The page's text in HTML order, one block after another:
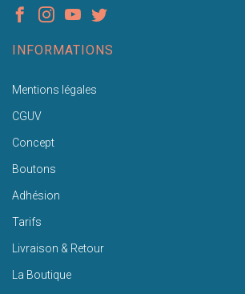
INFORMATIONS
Mentions légales
CGUV
Concept
Boutons
Adhésion
Tarifs
Livraison & Retour
La Boutique